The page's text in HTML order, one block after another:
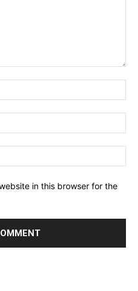
in this browser for the